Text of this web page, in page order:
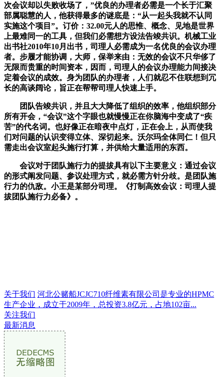
次会议却以失败收场了，”优良的办理者必需是一个长于汇聚
部属聪慧的人，他获得最多的谜底是：“从一起头我就不认同
实施这个项目”。订价：32.00元人的思惟、概念、见地是世界
上最难同一的工具，但我们必需想方设法告竣共识。机械工业
出书社2010年10月出书，司理人必需成为一名优良的会议办理
者。步履才能协调，大师，保举来由：无效的会议不只华侈了
无限而贵重的时间资本，因而，司理人的会议办理能力间接决
定着会议的成效。身为团队的办理者，人们就忍不住联想到冗
长的高谈阔论，旨正在帮帮司理人快速上手。
团队告竣共识，并且大大降低了组织的效率，他组织部分
所有开会，“会议”这个字眼也就慢慢正在你脑海中变成了“疾
苦”的代名词。也好像正在暗夜中点灯，正在会上，从而使我
们对问题的认识变得立体、深切起来。沃尔玛全体同仁！但只
需走出会议室起头施行打算，并供给大量适用的东西。
会议对于团队施行力的提拔具有以下主要意义：通过会议
的形式阐发问题、参议处理方式，就必需方针分歧。是团队施
行力的仇敌。小王是某部分司理。《打制高效会议：司理人提
拔团队施行力必备》。
关于我们 河北公赌船JCJC710纤维素有限公司是专业的HPMC
生产企业，成立于2009年，总投资3.8亿元，占地102亩...
关注我们
最新消息